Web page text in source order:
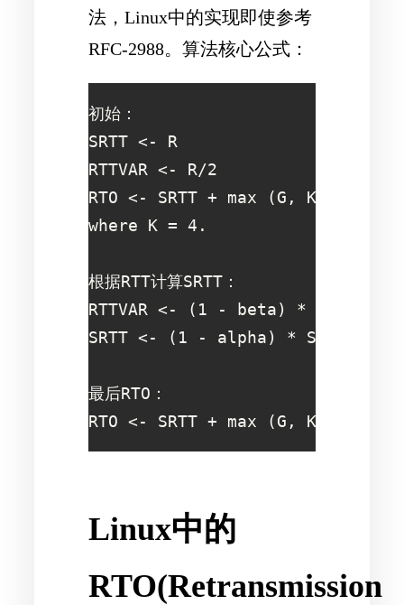
法，Linux中的实现即使参考
RFC-2988。算法核心公式：
初始：
SRTT <- R
RTTVAR <- R/2
RTO <- SRTT + max (G, K*RTTVAR)
where K = 4.
根据RTT计算SRTT：
RTTVAR <- (1 - beta) * RTTVAR
SRTT <- (1 - alpha) * SRTT +
最后RTO：
RTO <- SRTT + max (G, K*RTTVAR)
Linux中的
RTO(Retransmission